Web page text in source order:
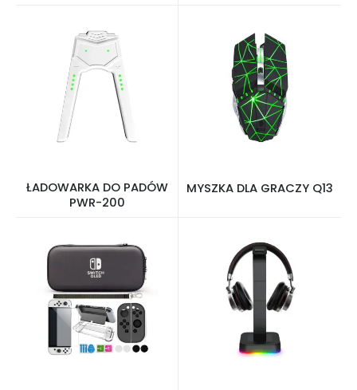
ŁADOWARKA DO PADÓW
PWR-200
MYSZKA DLA GRACZY Q13